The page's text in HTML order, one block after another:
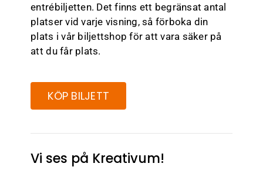
entrébiljetten. Det finns ett begränsat antal
platser vid varje visning, så förboka din
plats i vår biljettshop för att vara säker på
att du får plats.
KÖP BILJETT
Vi ses på Kreativum!